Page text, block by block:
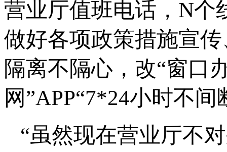
营业厅值班电话，N个
做好各项政策措施宣
隔离不隔心，改“窗口
网”APP“7*24小时不
“虽然现在营业厅不